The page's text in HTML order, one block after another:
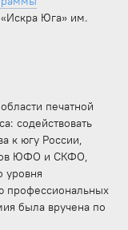
Юга» им.
печатной
содействовать
к югу России,
ЮФО и СКФО,
уровня
профессиональных
была вручена по